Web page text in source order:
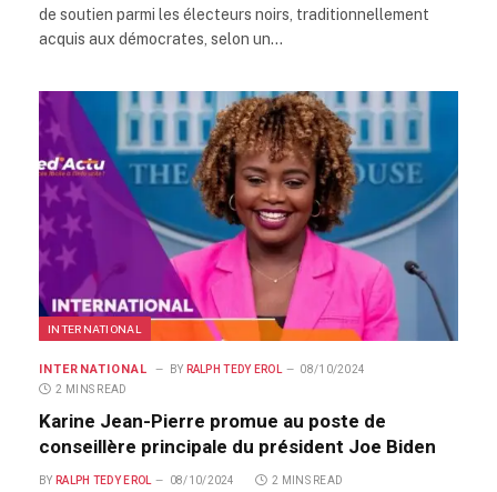
de soutien parmi les électeurs noirs, traditionnellement
acquis aux démocrates, selon un…
INTERNATIONAL
INTERNATIONAL BY RALPH TEDY EROL
08/10/2024
2 MINS READ
Karine Jean-Pierre promue au poste de
conseillère principale du président Joe Biden
BY RALPH TEDY EROL 08/10/2024 2 MINS READ